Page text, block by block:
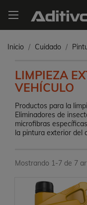
Inicio Cuidado
LIMPIEZA
VEHÍCULO
Productos para la
Eliminadores de
microfibras
la pintura exterior del
Mostrando 1-7 de 7